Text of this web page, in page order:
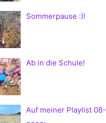
Sommerpause :)!
Ab in die Schule!
Auf meiner Playlist 08-